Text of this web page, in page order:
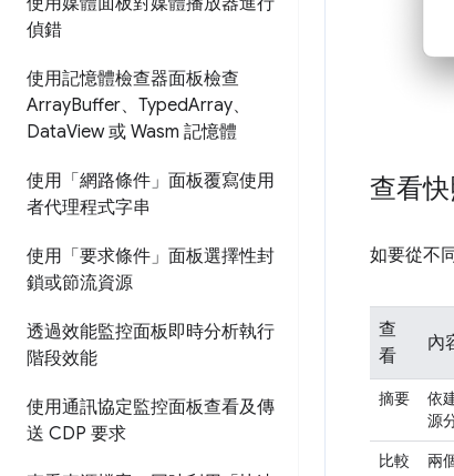
偵錯
使用記憶體檢查器面板檢查
ArrayBuffer、TypedArray、
DataView 或 Wasm 記憶體
使用「網路條件」面板覆寫使用
者代理程式字串
使用「要求條件」面板選擇性封
鎖或節流資源
透過效能監控面板即時分析執行
階段效能
使用通訊協定監控面板查看及傳
送 CDP 要求
查看
如要從不
查
看
內
摘要
依
源
比較
兩